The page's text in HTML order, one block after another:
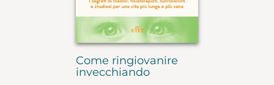
Come ringiovanire
invecchiando